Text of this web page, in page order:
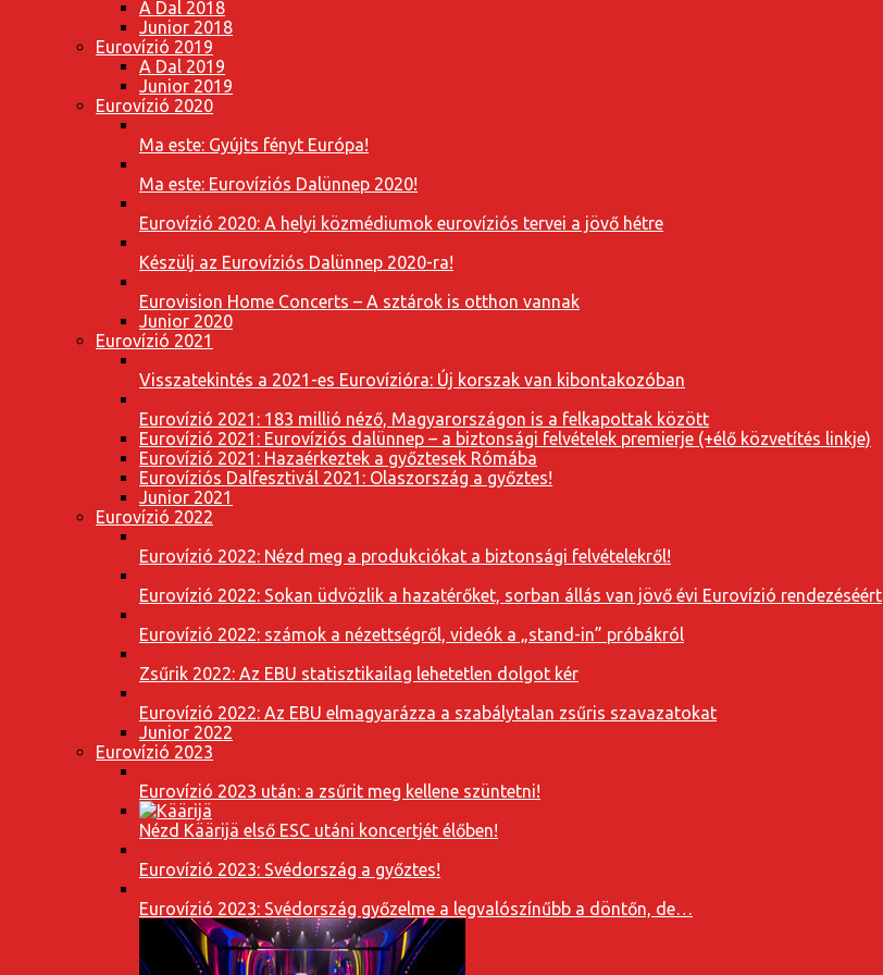
A Dal 2018
Junior 2018
Eurovízió 2019
A Dal 2019
Junior 2019
Eurovízió 2020
Ma este: Gyújts fényt Európa!
Ma este: Eurovíziós Dalünnep 2020!
Eurovízió 2020: A helyi közmédiumok eurovíziós tervei a jövő hétre
Készülj az Eurovíziós Dalünnep 2020-ra!
Eurovision Home Concerts – A sztárok is otthon vannak
Junior 2020
Eurovízió 2021
Visszatekintés a 2021-es Eurovízióra: Új korszak van kibontakozóban
Eurovízió 2021: 183 millió néző, Magyarországon is a felkapottak között
Eurovízió 2021: Eurovíziós dalünnep – a biztonsági felvételek premierje (+élő közvetítés linkje)
Eurovízió 2021: Hazaérkeztek a győztesek Rómába
Eurovíziós Dalfesztivál 2021: Olaszország a győztes!
Junior 2021
Eurovízió 2022
Eurovízió 2022: Nézd meg a produkciókat a biztonsági felvételekről!
Eurovízió 2022: Sokan üdvözlik a hazatérőket, sorban állás van jövő évi Eurovízió rendezéséért
Eurovízió 2022: számok a nézettségről, videók a „stand-in” próbákról
Zsűrik 2022: Az EBU statisztikailag lehetetlen dolgot kér
Eurovízió 2022: Az EBU elmagyarázza a szabálytalan zsűris szavazatokat
Junior 2022
Eurovízió 2023
Eurovízió 2023 után: a zsűrit meg kellene szüntetni!
Nézd Käärijä első ESC utáni koncertjét élőben!
Eurovízió 2023: Svédország a győztes!
Eurovízió 2023: Svédország győzelme a legvalószínűbb a döntőn, de…